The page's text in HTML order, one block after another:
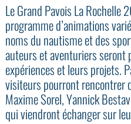
Le Grand Pavois La Rochelle
programme d’animations
noms du nautisme et des
auteurs et aventuriers
expériences et leurs projets.
visiteurs pourront rencontrer
Maxime Sorel, Yannick
qui viendront échanger sur